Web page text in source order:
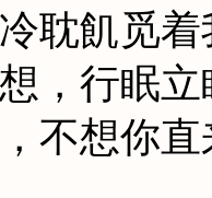
耽飢觅
，行眠
不想你